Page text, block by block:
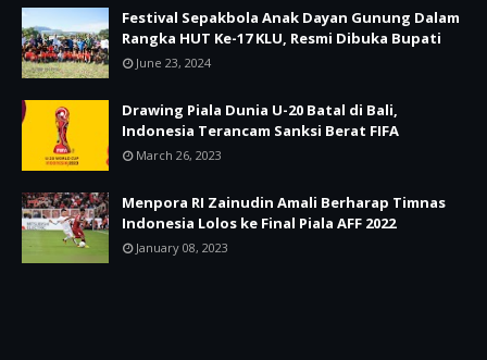
Festival Sepakbola Anak Dayan Gunung Dalam
Rangka HUT Ke-17 KLU, Resmi Dibuka Bupati
June 23, 2024
Drawing Piala Dunia U-20 Batal di Bali,
Indonesia Terancam Sanksi Berat FIFA
March 26, 2023
Menpora RI Zainudin Amali Berharap Timnas
Indonesia Lolos ke Final Piala AFF 2022
January 08, 2023